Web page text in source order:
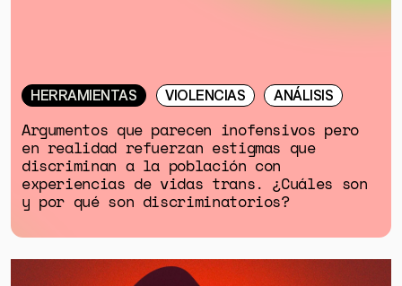
HERRAMIENTAS VIOLENCIAS ANÁLISIS
Argumentos que parecen inofensivos pero
en realidad refuerzan estigmas que
discriminan a la población con
experiencias de vidas trans. ¿Cuáles son
y por qué son discriminatorios?